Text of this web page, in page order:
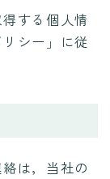
する個人情
シー」に従
は，当社の